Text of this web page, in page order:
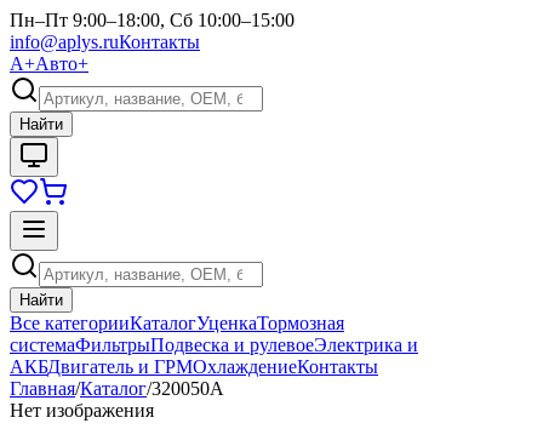
Пн–Пт 9:00–18:00, Сб 10:00–15:00
info@aplys.ruКонтакты
А+Авто+
Найти
Найти
Все категорииКаталогУценкаТормозная
системаФильтрыПодвеска и рулевоеЭлектрика и
АКБДвигатель и ГРМОхлаждениеКонтакты
Главная/Каталог/320050A
Нет изображения